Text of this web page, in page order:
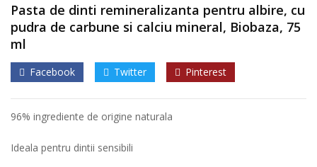
Pasta de dinti remineralizanta pentru albire, cu
pudra de carbune si calciu mineral, Biobaza, 75
ml
Facebook Twitter Pinterest
96% ingrediente de origine naturala
Ideala pentru dintii sensibili